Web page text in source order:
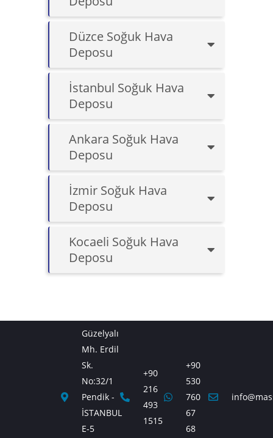
Düzce Soğuk Hava
Deposu
İstanbul Soğuk Hava
Deposu
Ankara Soğuk Hava
Deposu
İzmir Soğuk Hava
Deposu
Kocaeli Soğuk Hava
Deposu
Güzelyalı
Mh. Erdil
Sk.
No:32/1
Pendik -
İSTANBUL
E-5
+90
216
493
1515
+90
530
760
67
68